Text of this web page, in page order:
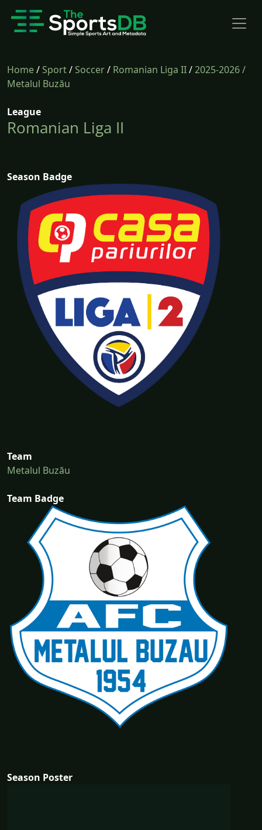
Home/Sport/Soccer/ Romanian Liga II/2025-2026/
Metalul Buzău
League
Romanian Liga II
Season Badge
Team
Metalul Buzău
Team Badge
Season Poster